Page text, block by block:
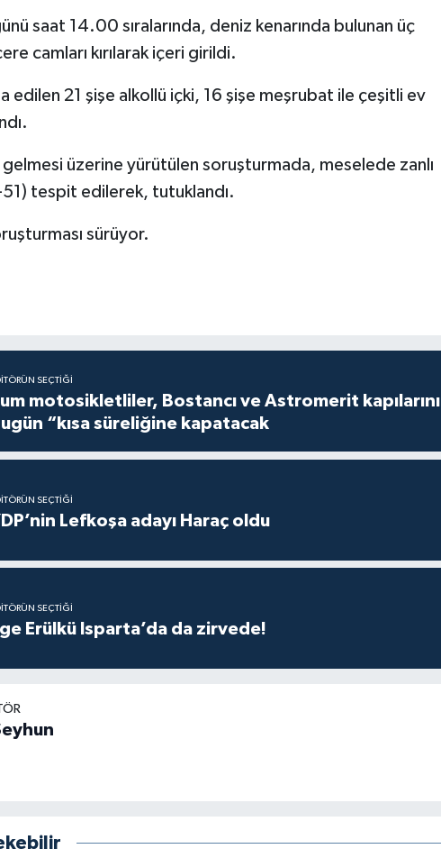
saat 14.00 sıralarında, deniz kenarında bulunan üç
camları kırılarak içeri girildi.
edilen 21 şişe alkollü içki, 16 şişe meşrubat ile çeşitli ev
gelmesi üzerine yürütülen soruşturmada, meselede zanlı
tespit edilerek, tutuklandı.
sürüyor.
SEÇTIĞI
motosikletliler, Bostancı ve Astromerit kapılarını
“kısa süreliğine kapatacak
SEÇTIĞI
Lefkoşa adayı Haraç oldu
SEÇTIĞI
Erülkü Isparta’da da zirvede!